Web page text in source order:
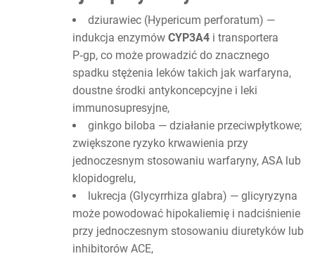
dziurawiec (Hypericum perforatum) —
indukcja enzymów CYP3A4 i transportera
P‑gp, co może prowadzić do znacznego
spadku stężenia leków takich jak warfaryna,
doustne środki antykoncepcyjne i leki
immunosupresyjne,
ginkgo biloba — działanie przeciwpłytkowe;
zwiększone ryzyko krwawienia przy
jednoczesnym stosowaniu warfaryny, ASA lub
klopidogrelu,
lukrecja (Glycyrrhiza glabra) — glicyryzyna
może powodować hipokaliemię i nadciśnienie
przy jednoczesnym stosowaniu diuretyków lub
inhibitorów ACE,